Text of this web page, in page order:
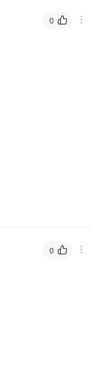
0
0